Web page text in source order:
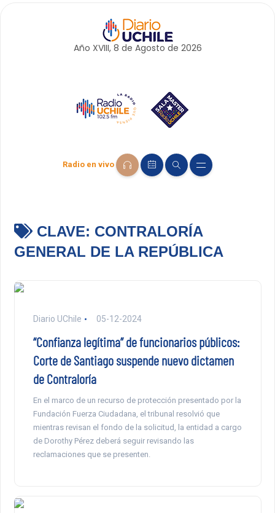
Año XVIII, 8 de Agosto de 2026
Radio en vivo
CLAVE: CONTRALORÍA
GENERAL DE LA REPÚBLICA
Diario UChile 05-12-2024
“Confianza legítima” de funcionarios públicos:
Corte de Santiago suspende nuevo dictamen
de Contraloría
En el marco de un recurso de protección presentado por la
Fundación Fuerza Ciudadana, el tribunal resolvió que
mientras revisan el fondo de la solicitud, la entidad a cargo
de Dorothy Pérez deberá seguir revisando las
reclamaciones que se presenten.